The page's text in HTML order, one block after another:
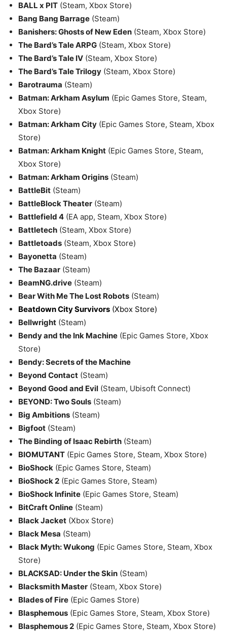
BALL x PIT (Steam, Xbox Store)
Bang Bang Barrage (Steam)
Banishers: Ghosts of New Eden (Steam, Xbox Store)
The Bard’s Tale ARPG (Steam, Xbox Store)
The Bard’s Tale IV (Steam, Xbox Store)
The Bard’s Tale Trilogy (Steam, Xbox Store)
Barotrauma (Steam)
Batman: Arkham Asylum (Epic Games Store, Steam,
Xbox Store)
Batman: Arkham City (Epic Games Store, Steam, Xbox
Store)
Batman: Arkham Knight (Epic Games Store, Steam,
Xbox Store)
Batman: Arkham Origins (Steam)
BattleBit (Steam)
BattleBlock Theater (Steam)
Battlefield 4 (EA app, Steam, Xbox Store)
Battletech (Steam, Xbox Store)
Battletoads (Steam, Xbox Store)
Bayonetta (Steam)
The Bazaar (Steam)
BeamNG.drive (Steam)
Bear With Me The Lost Robots (Steam)
Beatdown City Survivors (Xbox Store)
Bellwright (Steam)
Bendy and the Ink Machine (Epic Games Store, Xbox
Store)
Bendy: Secrets of the Machine
Beyond Contact (Steam)
Beyond Good and Evil (Steam, Ubisoft Connect)
BEYOND: Two Souls (Steam)
Big Ambitions (Steam)
Bigfoot (Steam)
The Binding of Isaac Rebirth (Steam)
BIOMUTANT (Epic Games Store, Steam, Xbox Store)
BioShock (Epic Games Store, Steam)
BioShock 2 (Epic Games Store, Steam)
BioShock Infinite (Epic Games Store, Steam)
BitCraft Online (Steam)
Black Jacket (Xbox Store)
Black Mesa (Steam)
Black Myth: Wukong (Epic Games Store, Steam, Xbox
Store)
BLACKSAD: Under the Skin (Steam)
Blacksmith Master (Steam, Xbox Store)
Blades of Fire (Epic Games Store)
Blasphemous (Epic Games Store, Steam, Xbox Store)
Blasphemous 2 (Epic Games Store, Steam, Xbox Store)